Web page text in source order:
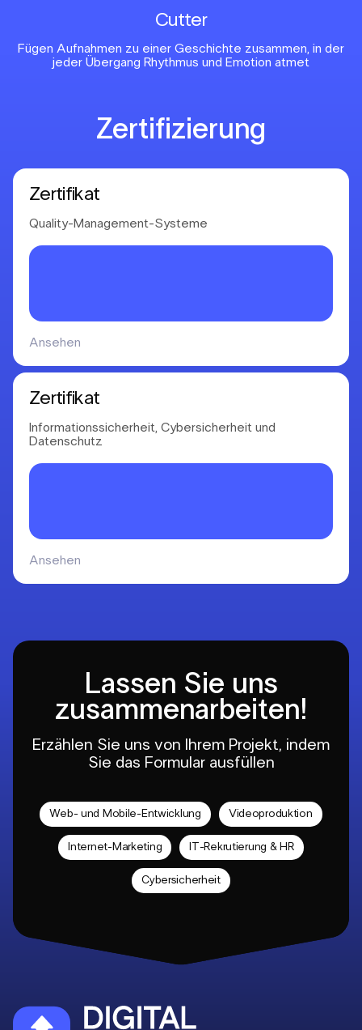
Cutter
Fügen Aufnahmen zu einer Geschichte zusammen, in der
jeder Übergang Rhythmus und Emotion atmet
Zertifizierung
Zertifikat
Quality-Management-Systeme
Ansehen
Zertifikat
Informationssicherheit, Cybersicherheit und
Datenschutz
Ansehen
Lassen Sie uns
zusammenarbeiten!
Erzählen Sie uns von Ihrem Projekt, indem
Sie das Formular ausfüllen
Web- und Mobile-Entwicklung Videoproduktion
Internet-Marketing IT-Rekrutierung & HR
Cybersicherheit